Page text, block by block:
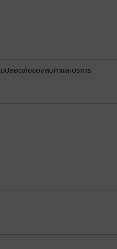
ปลอดภัยของสินค้าและบริการ